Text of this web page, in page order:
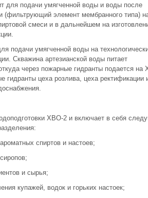
для подачи умягченной воды и воды после
(фильтрующий элемент мембранного типа)
смеси и в дальнейшем на
подачи умягченной воды на
Скважина артезианской воды питает
через пожарные гидранты подается на
гидранты цеха розлива, цеха ректификации
ХВО-2 и включает в себя
спиртов и настоев;
и сырья;
купажей, водок и горьких настоек;